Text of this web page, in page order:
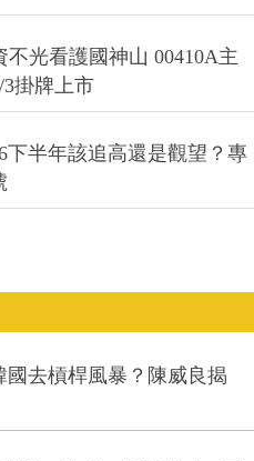
光看護國神山 00410A主
掛牌上市
下半年該追高還是觀望？專
去槓桿風暴？陳威良揭